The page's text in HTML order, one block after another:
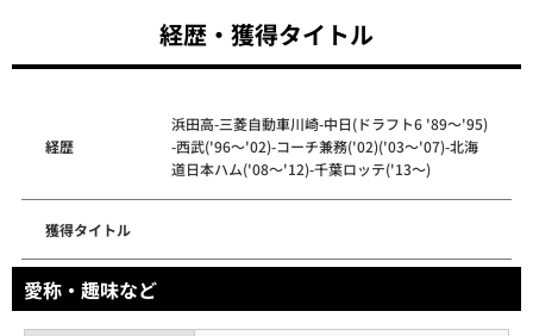
経歴・獲得タイトル
経歴
浜田高-三菱自動車川崎-中日(ドラフト6 '89～'95)
-西武('96～'02)-コーチ兼務('02)('03～'07)-北海
道日本ハム('08～'12)-千葉ロッテ('13～)
獲得タイトル
愛称・趣味など